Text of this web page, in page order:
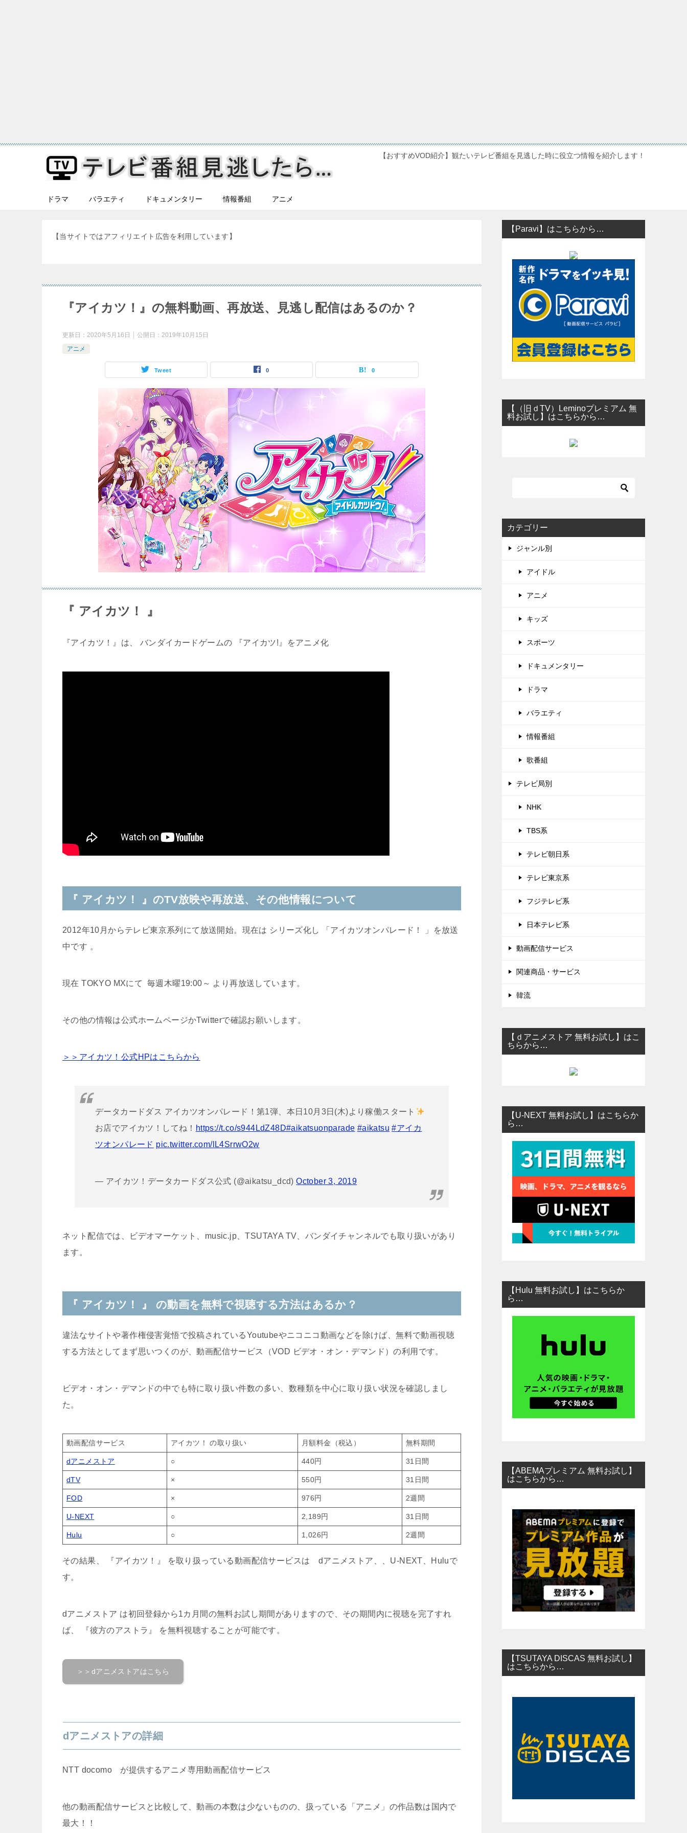
【おすすめVOD紹介】観たいテレビ番組を見逃した時に役立つ情報を紹介します！
ドラマ バラエティ ドキュメンタリー 情報番組 アニメ
【当サイトではアフィリエイト広告を利用しています】
『アイカツ！』の無料動画、再放送、見逃し配信はあるのか？
更新日： 2020年5月16日 公開日： 2019年10月15日
アニメ
Tweet 0 0
『 アイカツ！ 』
『アイカツ！』は、 バンダイカードゲームの 『アイカツ!』をアニメ化
『 アイカツ！ 』のTV放映や再放送、その他情報について
2012年10月からテレビ東京系列にて放送開始。現在は シリーズ化し 「アイカツオンパレード！ 」を放送
中です 。
現在 TOKYO MXにて 毎週木曜19:00～ より再放送しています。
その他の情報は公式ホームページかTwitterで確認お願いします。
＞＞アイカツ！公式HPはこちらから
データカードダス アイカツオンパレード！第1弾、本日10月3日(木)より稼働スタート
お店でアイカツ！してね！ https://t.co/s944LdZ48D#aikatsuonparade #aikatsu #アイカ
ツオンパレード pic.twitter.com/lL4SrrwO2w
— アイカツ！データカードダス公式 (@aikatsu_dcd)October 3, 2019
ネット配信では、ビデオマーケット、music.jp、TSUTAYA TV、バンダイチャンネルでも取り扱いがあり
ます。
『 アイカツ！ 』 の動画を無料で視聴する方法はあるか？
違法なサイトや著作権侵害覚悟で投稿されているYoutubeやニコニコ動画などを除けば、無料で動画視聴
する方法としてまず思いつくのが、動画配信サービス（VOD ビデオ・オン・デマンド）の利用です。
ビデオ・オン・デマンドの中でも特に取り扱い件数の多い、数種類を中心に取り扱い状況を確認しまし
た。
動画配信サービス アイカツ！ の取り扱い 月額料金（税込） 無料期間
dアニメストア ○ 440円 31日間
dTV × 550円 31日間
FOD × 976円 2週間
U-NEXT ○ 2,189円 31日間
Hulu ○ 1,026円 2週間
その結果、 『アイカツ！』 を取り扱っている動画配信サービスは dアニメストア、、U-NEXT、Huluで
す。
dアニメストア は初回登録から1カ月間の無料お試し期間がありますので、その期間内に視聴を完了すれ
ば、 『彼方のアストラ』 を無料視聴することが可能です。
＞＞dアニメストアはこちら
dアニメストアの詳細
NTT docomo が提供するアニメ専用動画配信サービス
他の動画配信サービスと比較して、動画の本数は少ないものの、扱っている「アニメ」の作品数は国内で
最大！！
【Paravi】はこちらから…
【（旧ｄTV）Leminoプレミアム 無
料お試し】はこちらから…
カテゴリー
ジャンル別
アイドル
アニメ
キッズ
スポーツ
ドキュメンタリー
ドラマ
バラエティ
情報番組
歌番組
テレビ局別
NHK
TBS系
テレビ朝日系
テレビ東京系
フジテレビ系
日本テレビ系
動画配信サービス
関連商品・サービス
韓流
【ｄアニメストア 無料お試し】はこ
ちらから…
【U-NEXT 無料お試し】はこちらか
ら…
【Hulu 無料お試し】はこちらか
ら…
【ABEMAプレミアム 無料お試し】
はこちらから…
【TSUTAYA DISCAS 無料お試し】
はこちらから…